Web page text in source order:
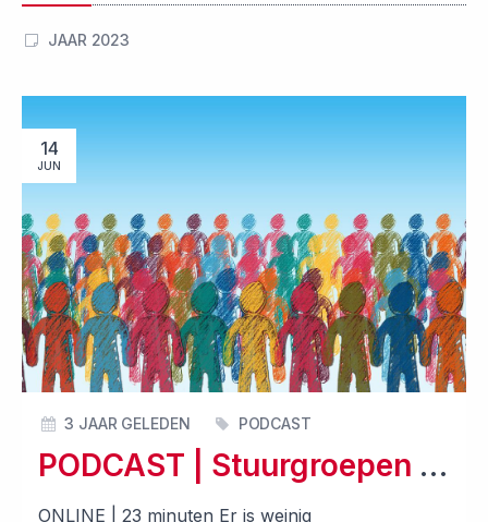
JAAR 2023
14
JUN
PODCAST | Stuurgroepen doen maar wat!
3 JAAR GELEDEN PODCAST
ONLINE | 23 minuten Er is weinig